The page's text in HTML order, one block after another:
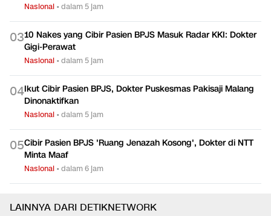
Nasional •dalam 5 jam
0310 Nakes yang Cibir Pasien BPJS Masuk Radar KKI: Dokter
Gigi-Perawat
Nasional •dalam 5 jam
04Ikut Cibir Pasien BPJS, Dokter Puskesmas Pakisaji Malang
Dinonaktifkan
Nasional •dalam 5 jam
05Cibir Pasien BPJS 'Ruang Jenazah Kosong', Dokter di NTT
Minta Maaf
Nasional •dalam 6 jam
LAINNYA DARI DETIKNETWORK